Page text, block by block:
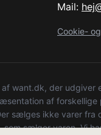
Mail:
Cookie-
af want.dk, der udgiver
af forskellige
sælges ikke varer fra
som sælger varen. Vi